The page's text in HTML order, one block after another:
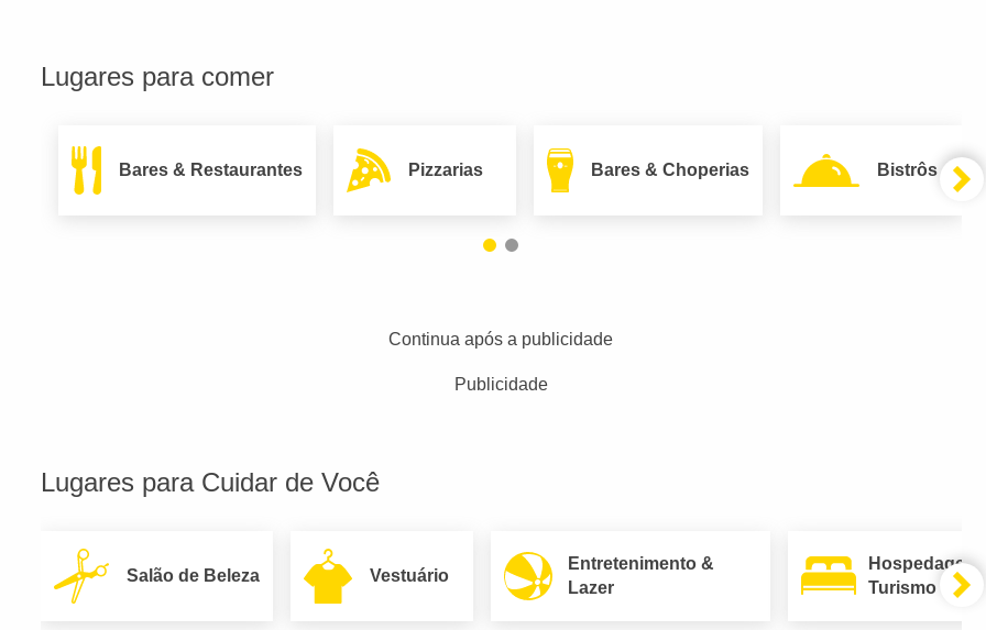
Lugares para comer
Bares & Restaurantes Pizzarias Bares & Choperias Bistrôs
Continua após a publicidade
Publicidade
Lugares para Cuidar de Você
Salão de Beleza Vestuário
Entretenimento &
Lazer
Hospedagem
Turismo